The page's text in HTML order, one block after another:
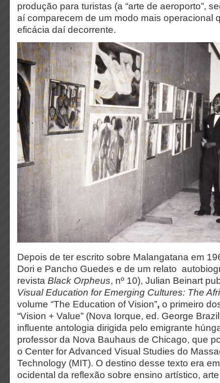
produção para turistas (a “arte de aeroporto”,
aí comparecem de um modo mais operacional
eficácia daí decorrente.
Depois de ter escrito sobre Malangatana em
Dori e Pancho Guedes e de um relato
revista Black Orpheus, nº 10), Julian Beinart
Visual Education for Emerging Cultures: The
volume “The Education of Vision”, o primeiro
“Vision + Value” (Nova Iorque, ed. George
influente antologia dirigida pelo emigrante
professor da Nova Bauhaus de Chicago, que
o Center for Advanced Visual Studies do
Technology (MIT). O destino desse texto era
ocidental da reflexão sobre ensino artístico,